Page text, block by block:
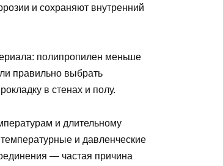
и сохраняют внутренний
полипропилен меньше
правильно выбрать
в стенах и полу.
и длительному
и давленческие
— частая причина